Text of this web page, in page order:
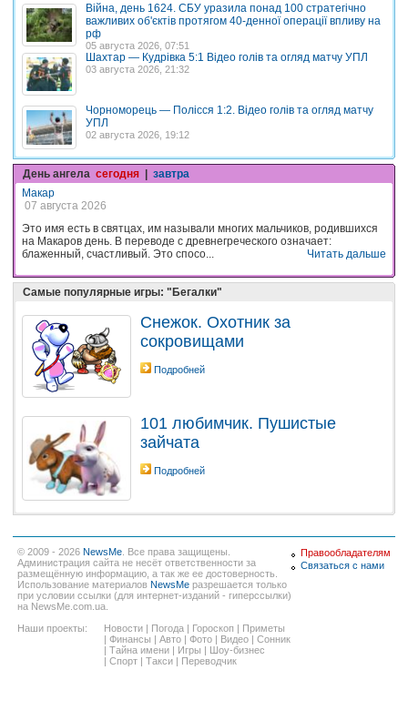
Війна, день 1624. СБУ уразила понад 100 стратегічно
важливих об'єктів протягом 40-денної операції впливу на
рф
05 августа 2026, 07:51
Шахтар — Кудрівка 5:1 Відео голів та огляд матчу УПЛ
03 августа 2026, 21:32
Чорноморець — Полісся 1:2. Відео голів та огляд матчу
УПЛ
02 августа 2026, 19:12
День ангела сегодня | завтра
Макар
07 августа 2026
Это имя есть в святцах, им называли многих мальчиков, родившихся
на Макаров день. В переводе с древнегреческого означает:
блаженный, счастливый. Это спосо...
Читать дальше
Самые популярные игры: "Бегалки"
Снежок. Охотник за
сокровищами
Подробней
101 любимчик. Пушистые
зайчата
Подробней
© 2009 - 2026 NewsMe . Все права защищены.
Администрация сайта не несёт ответственности за
размещённую информацию, а так же ее достоверность.
Использование материалов NewsMe разрешается только
при условии ссылки (для интернет-изданий - гиперссылки)
на NewsMe.com.ua.
Наши проекты:
Новости | Погода | Гороскоп | Приметы
| Финансы | Авто | Фото | Видео | Сонник
| Тайна имени | Игры | Шоу-бизнес
| Спорт | Такси | Переводчик
Правообладателям
Связаться с нами